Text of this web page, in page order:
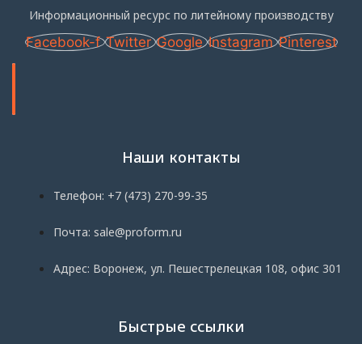
Информационный ресурс по литейному производству
Facebook-f Twitter Google Instagram Pinterest
Наши контакты
Телефон: +7 (473) 270-99-35
Почта: sale@proform.ru
Адрес: Воронеж, ул. Пешестрелецкая 108, офис 301
Быстрые ссылки